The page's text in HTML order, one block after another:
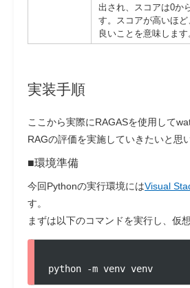
出され、スコアは0か
す。スコアが高いほ
良いことを意味します
実装手順
ここから実際にRAGASを使用して
RAGの評価を実施していきたいと思
■環境準備
今回Pythonの実行環境にはVisual
す。
まずは以下のコマンドを実行し、仮
python -m venv venv